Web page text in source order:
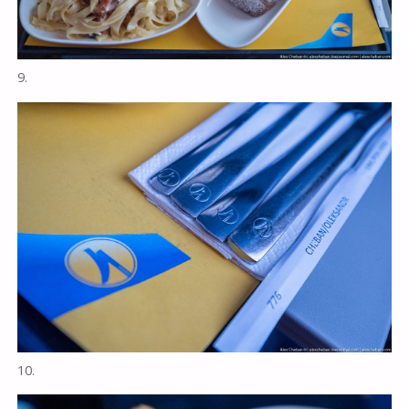
9.
10.